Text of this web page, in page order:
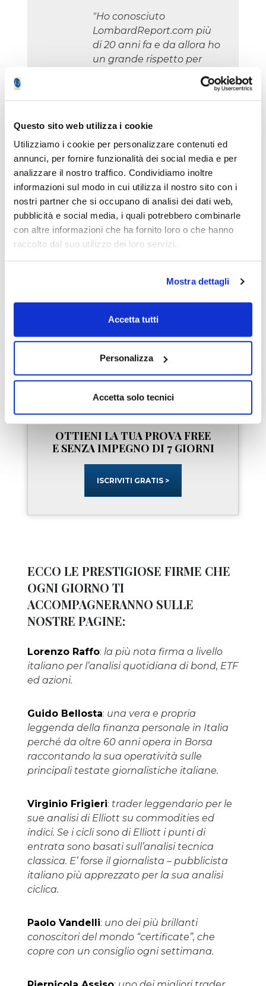
Questo sito web utilizza i cookie
Utilizziamo i cookie per personalizzare contenuti ed
annunci, per fornire funzionalità dei social media e per
analizzare il nostro traffico. Condividiamo inoltre
informazioni sul modo in cui utilizza il nostro sito con i
nostri partner che si occupano di analisi dei dati web,
pubblicità e social media, i quali potrebbero combinarle
con altre informazioni che ha fornito loro o che hanno
raccolto dal suo utilizzo dei loro servizi.
Mostra dettagli
Accetta tutti
Personalizza
Accetta solo tecnici
"Ho conosciuto
LombardReport.com più
di 20 anni fa e da allora ho
un grande rispetto per
questo giornale di Borsa
eccellente esperienza
professionalità."
Dave Landry
Star del trading USA
"LombardReport.com è
uno dei pochi siti che io
conosca al mondo dove
loro indicazioni di trading
in modo da renderle
OTTIENI LA TUA PROVA FREE
E SENZA IMPEGNO DI 7 GIORNI
ISCRIVITI GRATIS >
ECCO LE PRESTIGIOSE FIRME CHE
OGNI GIORNO TI
ACCOMPAGNERANNO SULLE
NOSTRE PAGINE:
Lorenzo Raffo: la più nota firma a livello
italiano per l’analisi quotidiana di bond, ETF
ed azioni.
Guido Bellosta: una vera e propria
leggenda della finanza personale in Italia
perché da oltre 60 anni opera in Borsa
raccontando la sua operatività sulle
principali testate giornalistiche italiane.
Virginio Frigieri: trader leggendario per le
sue analisi di Elliott su commodities ed
indici. Se i cicli sono di Elliott i punti di
entrata sono basati sull’analisi tecnica
classica. E’ forse il giornalista – pubblicista
italiano più apprezzato per la sua analisi
ciclica.
Paolo Vandelli: uno dei più brillanti
conoscitori del mondo “certificate”, che
copre con un consiglio ogni settimana.